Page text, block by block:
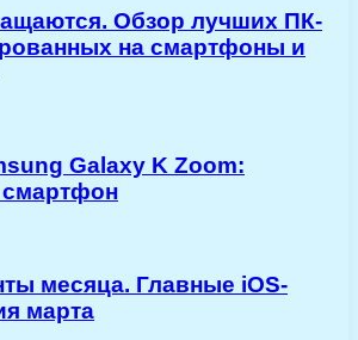
Обзор лучших ПК-
на смартфоны и
Galaxy K Zoom:
месяца. Главные iOS-
марта